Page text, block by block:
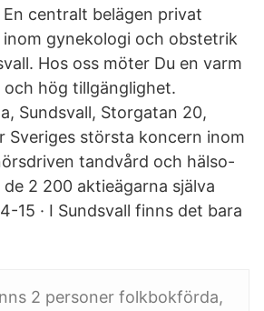
centralt belägen privat
gynekologi och obstetrik
Hos oss möter Du en varm
hög tillgänglighet.
Sundsvall, Storgatan 20,
Sveriges största koncern inom
tandvård och hälso-
2 200 aktieägarna själva
15 · I Sundsvall finns det bara
2 personer folkbokförda,